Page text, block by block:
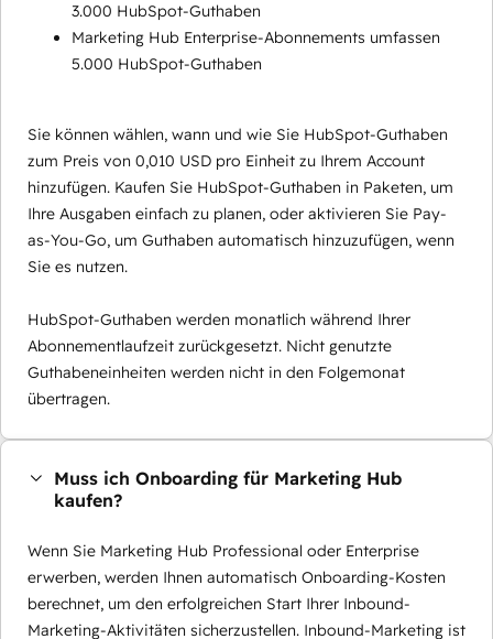
3.000 HubSpot-Guthaben
Marketing Hub Enterprise-Abonnements umfassen
5.000 HubSpot-Guthaben
Sie können wählen, wann und wie Sie HubSpot-Guthaben
zum Preis von 0,010 USD pro Einheit zu Ihrem Account
hinzufügen. Kaufen Sie HubSpot-Guthaben in Paketen, um
Ihre Ausgaben einfach zu planen, oder aktivieren Sie Pay-
as-You-Go, um Guthaben automatisch hinzuzufügen, wenn
Sie es nutzen.
HubSpot-Guthaben werden monatlich während Ihrer
Abonnementlaufzeit zurückgesetzt. Nicht genutzte
Guthabeneinheiten werden nicht in den Folgemonat
übertragen.
Muss ich Onboarding für Marketing Hub
kaufen?
Wenn Sie Marketing Hub Professional oder Enterprise
erwerben, werden Ihnen automatisch Onboarding-Kosten
berechnet, um den erfolgreichen Start Ihrer Inbound-
Marketing-Aktivitäten sicherzustellen. Inbound-Marketing ist